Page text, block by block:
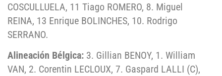
COSCULLUELA, 11 Tiago ROMERO, 8. Miguel
REINA, 13 Enrique BOLINCHES, 10. Rodrigo
SERRANO.
Alineación Bélgica: 3. Gillian BENOY, 1. William
VAN, 2. Corentin LECLOUX, 7. Gaspard LALLI (C),